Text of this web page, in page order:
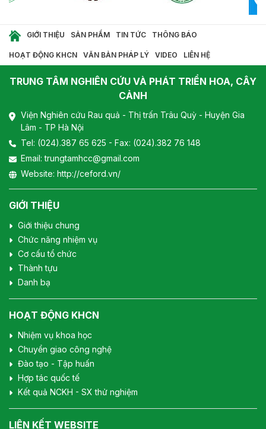
GIỚI THIỆU SẢN PHẨM TIN TỨC THÔNG BÁO
HOẠT ĐỘNG KHCN VĂN BẢN PHÁP LÝ VIDEO LIÊN HỆ
TRUNG TÂM NGHIÊN CỨU VÀ PHÁT TRIỂN HOA, CÂY
CẢNH
Viện Nghiên cứu Rau quả - Thị trấn Trâu Quỳ - Huyện Gia
Lâm - TP Hà Nội
Tel: (024).387 65 625 - Fax: (024).382 76 148
Email:trungtamhcc@gmail.com
Website: http://ceford.vn/
GIỚI THIỆU
Giới thiệu chung
Chức năng nhiệm vụ
Cơ cấu tổ chức
Thành tựu
Danh bạ
HOẠT ĐỘNG KHCN
Nhiệm vụ khoa học
Chuyển giao công nghệ
Đào tạo - Tập huấn
Hợp tác quốc tế
Kết quả NCKH - SX thử nghiệm
LIÊN KẾT WEBSITE